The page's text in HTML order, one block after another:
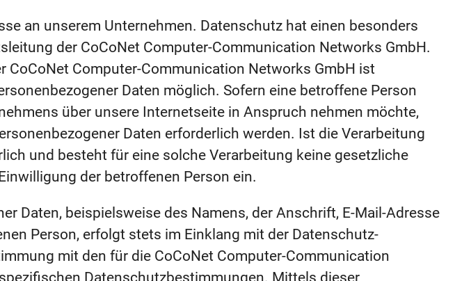
an unserem Unternehmen. Datenschutz hat einen besonders
der CoCoNet Computer-Communication Networks GmbH.
CoCoNet Computer-Communication Networks GmbH ist
Daten möglich. Sofern eine betroffene Person
über unsere Internetseite in Anspruch nehmen möchte,
Daten erforderlich werden. Ist die Verarbeitung
und besteht für eine solche Verarbeitung keine gesetzliche
der betroffenen Person ein.
Daten, beispielsweise des Namens, der Anschrift, E-Mail-Adresse
Person, erfolgt stets im Einklang mit der Datenschutz-
mit den für die CoCoNet Computer-Communication